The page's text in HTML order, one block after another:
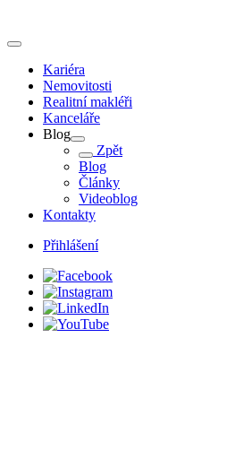
Kariéra
Nemovitosti
Realitní makléři
Kanceláře
Blog
Zpět
Blog
Články
Videoblog
Kontakty
Přihlášení